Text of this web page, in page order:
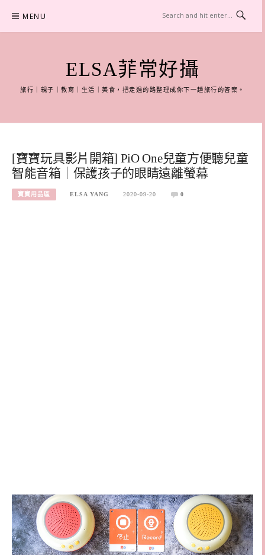
content
MENU
ELSA菲常好攝
旅行｜親子｜教育｜生活｜美食，把走過的路整理成你下一趟旅行的答案。
[寶寶玩具影片開箱] PiO One兒童方便聽兒童
智能音箱｜保護孩子的眼睛遠離螢幕
寶寶用品區 ELSA YANG 2020-09-20 0